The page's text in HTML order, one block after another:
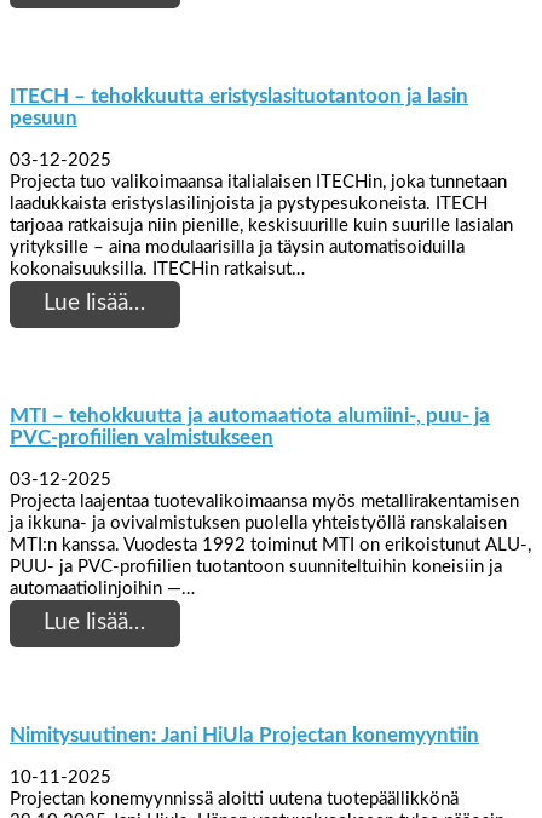
ITECH – tehokkuutta eristyslasituotantoon ja lasin
pesuun
03-12-2025
Projecta tuo valikoimaansa italialaisen ITECHin, joka tunnetaan
laadukkaista eristyslasilinjoista ja pystypesukoneista. ITECH
tarjoaa ratkaisuja niin pienille, keskisuurille kuin suurille lasialan
yrityksille – aina modulaarisilla ja täysin automatisoiduilla
kokonaisuuksilla. ITECHin ratkaisut…
Lue lisää…
MTI – tehokkuutta ja automaatiota alumiini-, puu- ja
PVC-profiilien valmistukseen
03-12-2025
Projecta laajentaa tuotevalikoimaansa myös metallirakentamisen
ja ikkuna- ja ovivalmistuksen puolella yhteistyöllä ranskalaisen
MTI:n kanssa. Vuodesta 1992 toiminut MTI on erikoistunut ALU-,
PUU- ja PVC-profiilien tuotantoon suunniteltuihin koneisiin ja
automaatiolinjoihin —…
Lue lisää…
Nimitysuutinen: Jani HiUla Projectan konemyyntiin
10-11-2025
Projectan konemyynnissä aloitti uutena tuotepäällikkönä